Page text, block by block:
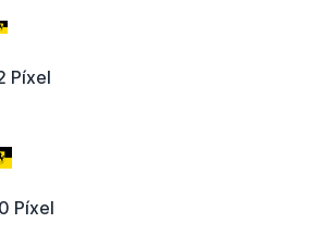
Píxel
Píxel